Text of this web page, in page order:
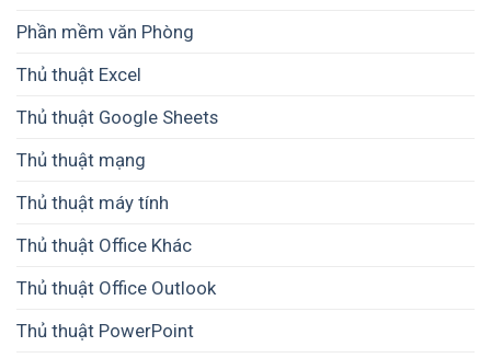
Phần mềm văn Phòng
Thủ thuật Excel
Thủ thuật Google Sheets
Thủ thuật mạng
Thủ thuật máy tính
Thủ thuật Office Khác
Thủ thuật Office Outlook
Thủ thuật PowerPoint